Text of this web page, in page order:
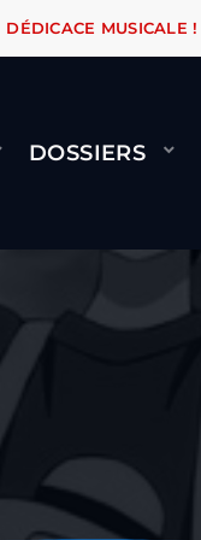
CE SITE ! ????
DÉDICACE MUSICALE !
DOSSIERS